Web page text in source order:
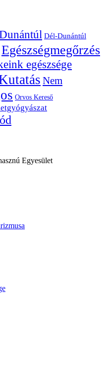
Dél-Dunántúl
Egészségmegőrzés
egészsége
Nem
Orvos Kereső
Egyesület